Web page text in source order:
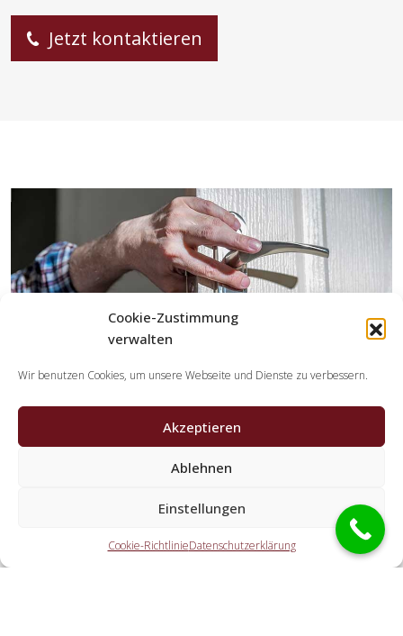
Cookie-Zustimmung
verwalten
Wir benutzen Cookies, um unsere Webseite und Dienste zu verbessern.
Akzeptieren
Ablehnen
Einstellungen
Cookie-RichtlinieDatenschutzerklärung
Jetzt kontaktieren
Welche Tätigkeiten erledigen die
Die Kooperationspartner erledigen alle Aufgaben, welche